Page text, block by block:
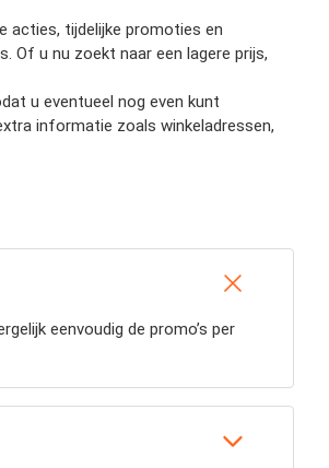
acties, tijdelijke promoties en
Of u nu zoekt naar een lagere prijs,
u eventueel nog even kunt
informatie zoals winkeladressen,
eenvoudig de promo’s per